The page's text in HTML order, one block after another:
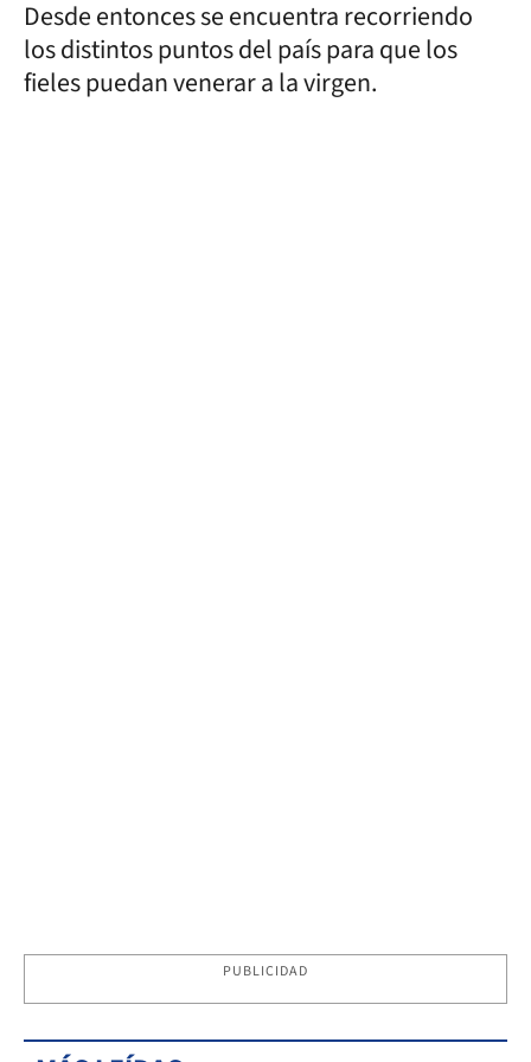
Desde entonces se encuentra recorriendo
los distintos puntos del país para que los
fieles puedan venerar a la virgen.
PUBLICIDAD